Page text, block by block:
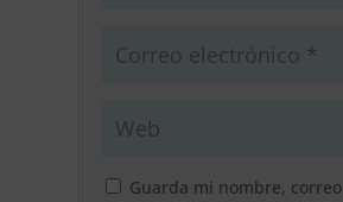
Guarda mi nombre, correo